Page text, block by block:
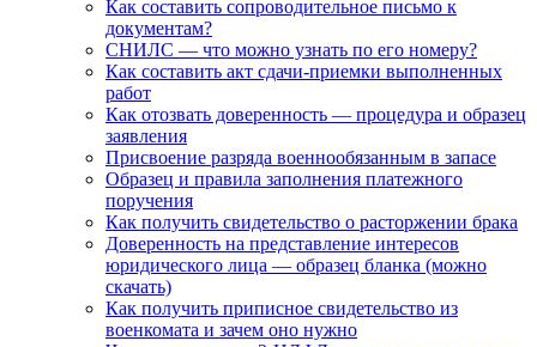
Как составить сопроводительное письмо к
документам?
СНИЛС — что можно узнать по его номеру?
Как составить акт сдачи-приемки выполненных
работ
Как отозвать доверенность — процедура и образец
заявления
Присвоение разряда военнообязанным в запасе
Образец и правила заполнения платежного
поручения
Как получить свидетельство о расторжении брака
Доверенность на представление интересов
юридического лица — образец бланка (можно
скачать)
Как получить приписное свидетельство из
военкомата и зачем оно нужно